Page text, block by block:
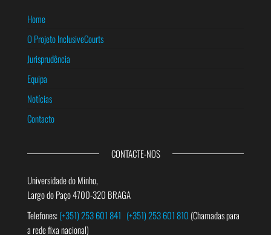
Home
O Projeto InclusiveCourts
Jurisprudência
Equipa
Notícias
Contacto
CONTACTE-NOS
Universidade do Minho,
Largo do Paço 4700-320 BRAGA
Telefones:(+351) 253 601 841 (+351) 253 601 810 (Chamadas para
a rede fixa nacional)